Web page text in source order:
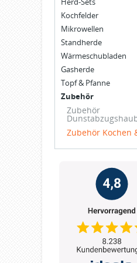
Kochfelder
Mikrowellen
Standherde
Wärmeschubladen
Gasherde
Topf & Pfanne
Zubehör
Zubehör
Zubehör Kochen